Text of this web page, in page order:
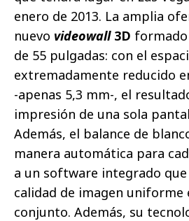
enero de 2013. La amplia
nuevo videowall3D
de 55 pulgadas: con el
extremadamente reducido
-apenas 5,3 mm-, el
impresión de una sola
Además, el balance de
manera automática para
a un software integrado
calidad de imagen uniforme
conjunto. Además, su